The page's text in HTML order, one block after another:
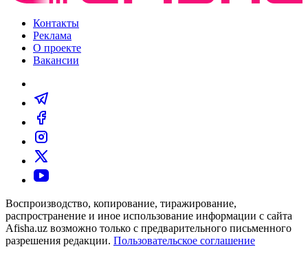
Контакты
Реклама
О проекте
Вакансии
Воспроизводство, копирование, тиражирование,
распространение и иное использование информации с сайта
Afisha.uz возможно только с предварительного письменного
разрешения редакции. Пользовательское соглашение